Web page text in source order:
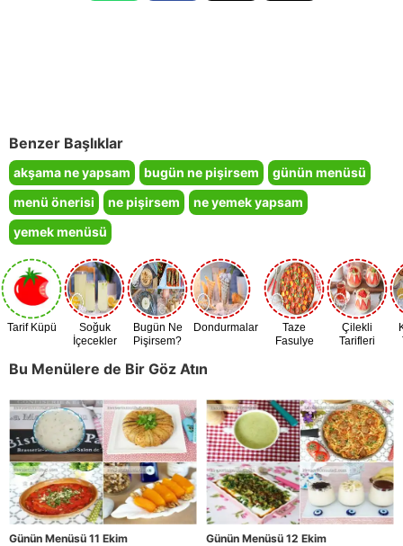
Benzer Başlıklar
akşama ne yapsam bugün ne pişirsem
günün menüsü
menü önerisi
ne pişirsem
ne yemek yapsam
yemek menüsü
Tarif Küpü
Soğuk
İçecekler
Bugün Ne
Pişirsem?
Dondurmalar
Taze
Fasulye
Çilekli
Tarifleri
Bu Menülere de Bir Göz Atın
Günün Menüsü 11 Ekim Günün Menüsü 12 Ekim